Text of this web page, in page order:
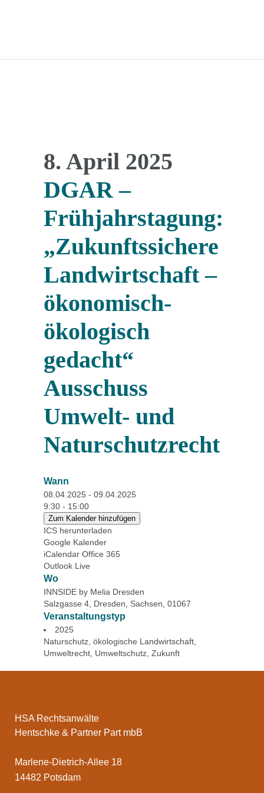
8. April 2025
DGAR –
Frühjahrstagung:
„Zukunftssichere
Landwirtschaft –
ökonomisch-
ökologisch
gedacht“
Ausschuss
Umwelt- und
Naturschutzrecht
Wann
08.04.2025 - 09.04.2025
9:30 - 15:00
Zum Kalender hinzufügen
ICS herunterladen
Google Kalender
iCalendar Office 365
Outlook Live
Wo
INNSIDE by Melia Dresden
Salzgasse 4, Dresden, Sachsen, 01067
Veranstaltungstyp
2025
Naturschutz ökologische Landwirtschaft
Umweltrecht Umweltschutz Zukunft
HSA Rechtsanwälte
Hentschke & Partner Part mbB
Marlene-Dietrich-Allee 18
14482 Potsdam